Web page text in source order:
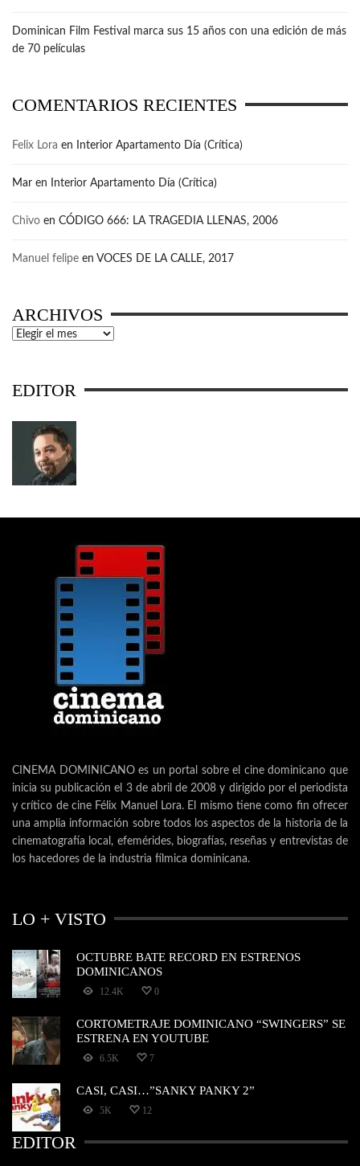
Dominican Film Festival marca sus 15 años con una edición de más
de 70 películas
COMENTARIOS RECIENTES
Felix Lora en Interior Apartamento Día (Crítica)
Mar en Interior Apartamento Día (Crítica)
Chivo en CÓDIGO 666: LA TRAGEDIA LLENAS, 2006
Manuel felipe en VOCES DE LA CALLE, 2017
ARCHIVOS
Archivos
EDITOR
CINEMA DOMINICANO es un portal sobre el cine dominicano que
inicia su publicación el 3 de abril de 2008 y dirigido por el periodista
y crítico de cine Félix Manuel Lora. El mismo tiene como fin ofrecer
una amplia información sobre todos los aspectos de la historia de la
cinematografía local, efemérides, biografías, reseñas y entrevistas de
los hacedores de la industria fílmica dominicana.
LO + VISTO
OCTUBRE BATE RECORD EN ESTRENOS
DOMINICANOS
12.4K 0
CORTOMETRAJE DOMINICANO “SWINGERS” SE
ESTRENA EN YOUTUBE
6.5K 7
CASI, CASI…”SANKY PANKY 2”
5K 12
EDITOR